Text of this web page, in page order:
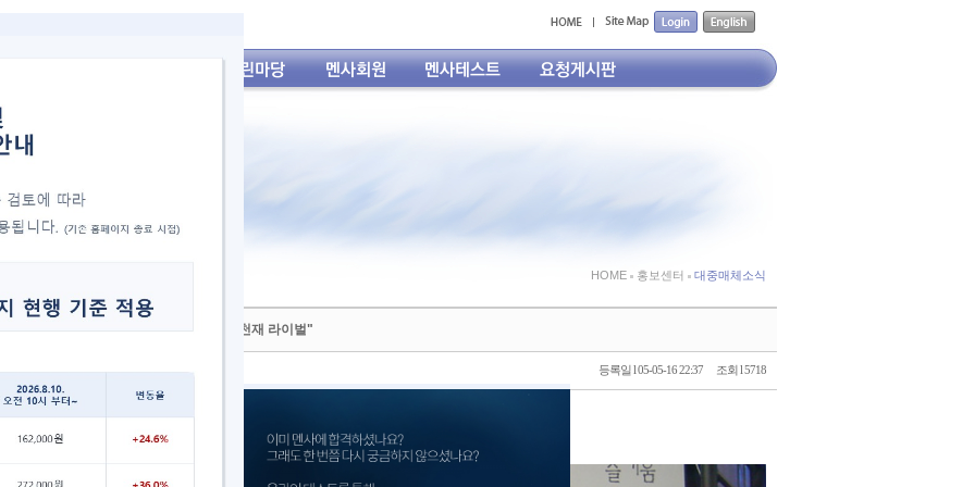
HOME 홍보센터 대중매체소식
어린이] 전주게임 액스포 우승 - "우리는 천재 라이벌"
등록일 l 05-05-16 22:37 조회 l 5718